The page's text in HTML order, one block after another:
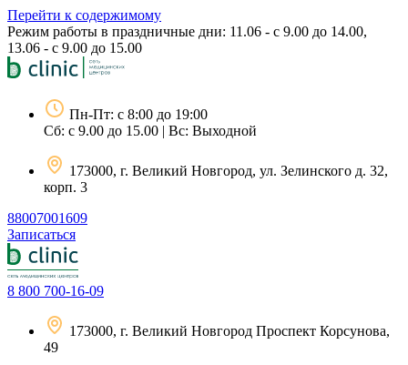
Перейти к содержимому
Режим работы в праздничные дни: 11.06 - с 9.00 до 14.00,
13.06 - с 9.00 до 15.00
Пн-Пт: с 8:00 до 19:00
Сб: с 9.00 до 15.00 | Вс: Выходной
173000, г. Великий Новгород, ул. Зелинского д. 32,
корп. 3
88007001609
Записаться
8 800 700-16-09
173000, г. Великий Новгород Проспект Корсунова,
49